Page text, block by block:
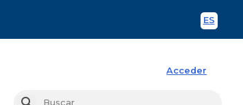
ES
Acceder
Buscar